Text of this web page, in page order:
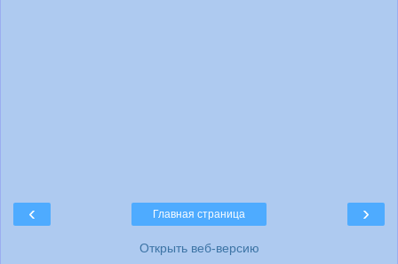
‹ ›
Главная страница
Открыть веб-версию